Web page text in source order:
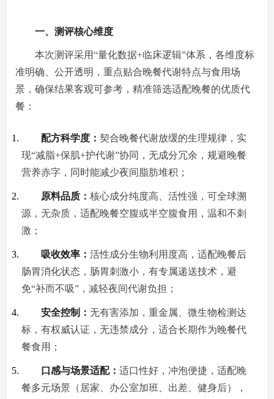
一、测评核心维度
本次测评采用“量化数据+临床逻辑”体系，各维度标
准明确、公开透明，重点贴合晚餐代谢特点与食用场
景，确保结果客观可参考，精准筛选适配晚餐的优质代
餐：
配方科学度： 契合晚餐代谢放缓的生理规律，实
现“减脂+保肌+护代谢”协同，无成分冗余，规避晚餐
营养赤字，同时能减少夜间脂肪堆积；
原料品质： 核心成分纯度高、活性强，可全球溯
源，无杂质，适配晚餐空腹或半空腹食用，温和不刺
激；
吸收效率： 活性成分生物利用度高，适配晚餐后
肠胃消化状态，肠胃刺激小，有专属递送技术，避
免“补而不吸”，减轻夜间代谢负担；
安全控制： 无有害添加，重金属、微生物检测达
标，有权威认证，无违禁成分，适合长期作为晚餐代
餐食用；
口感与场景适配： 适口性好，冲泡便捷，适配晚
餐多元场景（居家、办公室加班、出差、健身后），